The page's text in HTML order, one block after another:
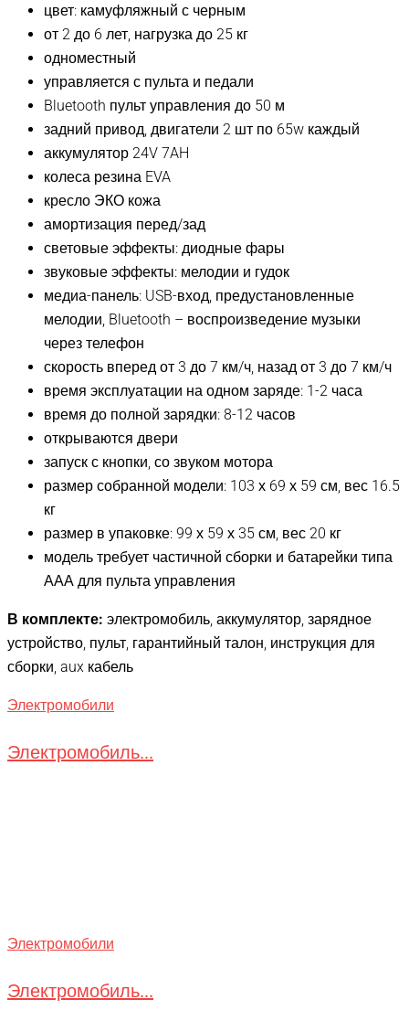
цвет: камуфляжный с черным
от 2 до 6 лет, нагрузка до 25 кг
одноместный
управляется с пульта и педали
Bluetooth пульт управления до 50 м
задний привод, двигатели 2 шт по 65w каждый
аккумулятор 24V 7AH
колеса резина EVA
кресло ЭКО кожа
амортизация перед/зад
световые эффекты: диодные фары
звуковые эффекты: мелодии и гудок
медиа-панель: USB-вход, предустановленные
мелодии, Bluetooth – воспроизведение музыки
через телефон
скорость вперед от 3 до 7 км/ч, назад от 3 до 7 км/ч
время эксплуатации на одном заряде: 1-2 часа
время до полной зарядки: 8-12 часов
открываются двери
запуск с кнопки, со звуком мотора
размер собранной модели: 103 х 69 х 59 см, вес 16.5
кг
размер в упаковке: 99 х 59 х 35 см, вес 20 кг
модель требует частичной сборки и батарейки типа
ААА для пульта управления
В комплекте: электромобиль, аккумулятор, зарядное
устройство, пульт, гарантийный талон, инструкция для
сборки, aux кабель
Электромобили
Электромобиль...
Электромобили
Электромобиль...